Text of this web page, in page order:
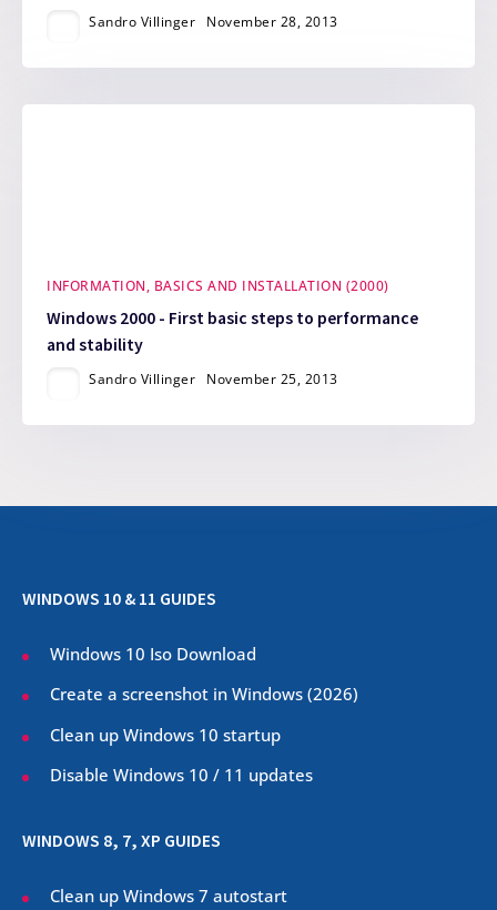
Sandro Villinger November 28, 2013
INFORMATION, BASICS AND INSTALLATION (2000)
Windows 2000 - First basic steps to performance
and stability
Sandro Villinger November 25, 2013
WINDOWS 10 & 11 GUIDES
Windows 10 Iso Download
Create a screenshot in Windows (2026)
Clean up Windows 10 startup
Disable Windows 10 / 11 updates
WINDOWS 8, 7, XP GUIDES
Clean up Windows 7 autostart